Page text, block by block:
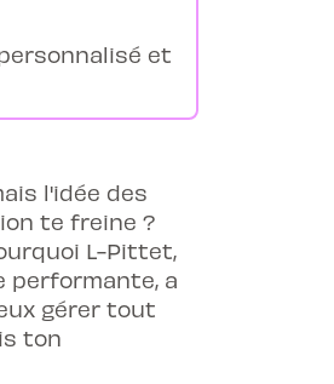
et
l'idée des
te freine ?
L-Pittet,
performante, a
gérer tout
ton